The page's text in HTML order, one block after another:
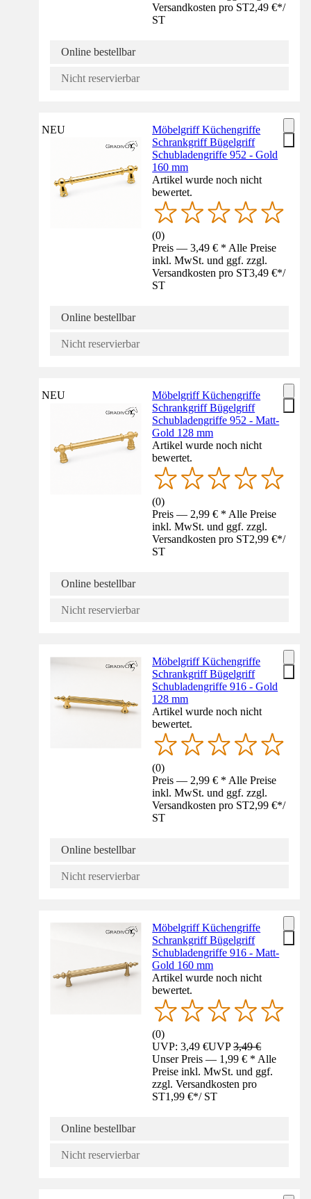
Versandkosten pro ST2,49 €*/
ST
Online bestellbar
Nicht reservierbar
NEU
Möbelgriff Küchengriffe
Schrankgriff Bügelgriff
Schubladengriffe 952 - Gold
160 mm
Artikel wurde noch nicht
bewertet.
(0)
Preis — 3,49 € * Alle Preise
inkl. MwSt. und ggf. zzgl.
Versandkosten pro ST3,49 €*/
ST
Online bestellbar
Nicht reservierbar
NEU
Möbelgriff Küchengriffe
Schrankgriff Bügelgriff
Schubladengriffe 952 - Matt-
Gold 128 mm
Artikel wurde noch nicht
bewertet.
(0)
Preis — 2,99 € * Alle Preise
inkl. MwSt. und ggf. zzgl.
Versandkosten pro ST2,99 €*/
ST
Online bestellbar
Nicht reservierbar
Möbelgriff Küchengriffe
Schrankgriff Bügelgriff
Schubladengriffe 916 - Gold
128 mm
Artikel wurde noch nicht
bewertet.
(0)
Preis — 2,99 € * Alle Preise
inkl. MwSt. und ggf. zzgl.
Versandkosten pro ST2,99 €*/
ST
Online bestellbar
Nicht reservierbar
Möbelgriff Küchengriffe
Schrankgriff Bügelgriff
Schubladengriffe 916 - Matt-
Gold 160 mm
Artikel wurde noch nicht
bewertet.
(0)
UVP: 3,49 €UVP3,49 €
Unser Preis — 1,99 € * Alle
Preise inkl. MwSt. und ggf.
zzgl. Versandkosten pro
ST1,99 €*/ ST
Online bestellbar
Nicht reservierbar